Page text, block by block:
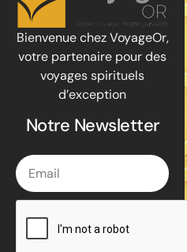
Bienvenue chez VoyageOr,
votre partenaire pour des
voyages spirituels
d’exception
Notre Newsletter